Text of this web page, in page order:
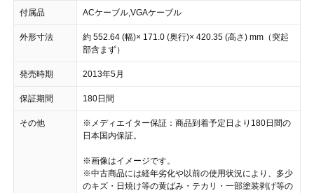
付属品 ACケーブル,VGAケーブル
外形寸法
約 552.64 (幅)× 171.0 (奥行)× 420.35 (高さ) mm（突起
部含まず）
発売時期 2013年5月
保証期間 180日間
その他
※メディエイター保証：商品到着予定日より180日間の
日本国内保証。
※画像はイメージです。
※中古商品には経年劣化や以前の使用状況により、多少
のキズ・日焼け等の黄ばみ・テカリ・一部塗装剥げ等の